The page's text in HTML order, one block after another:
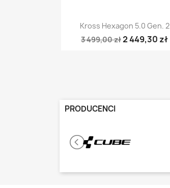
 Szybki podgląd
Kross Hexagon 5.0 Gen. 2
3 499,00 zł2 449,30 zł
PRODUCENCI